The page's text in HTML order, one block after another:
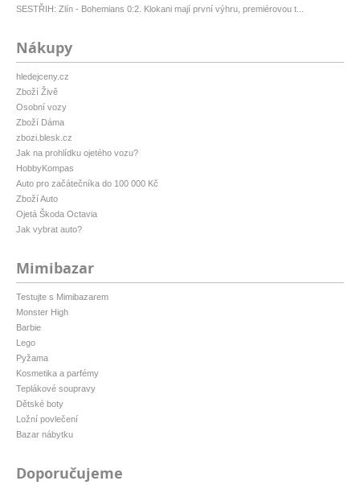
SESTŘIH: Zlín - Bohemians 0:2. Klokani mají první výhru, premiérovou t...
Nákupy
hledejceny.cz
Zboží Živě
Osobní vozy
Zboží Dáma
zbozi.blesk.cz
Jak na prohlídku ojetého vozu?
HobbyKompas
Auto pro začátečníka do 100 000 Kč
Zboží Auto
Ojetá Škoda Octavia
Jak vybrat auto?
Mimibazar
Testujte s Mimibazarem
Monster High
Barbie
Lego
Pyžama
Kosmetika a parfémy
Teplákové soupravy
Dětské boty
Ložní povlečení
Bazar nábytku
Doporučujeme